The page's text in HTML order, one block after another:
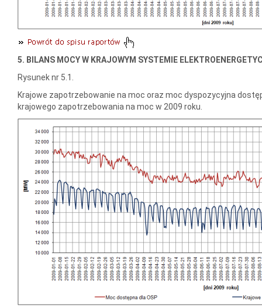
5. BILANS MOCY W KRAJOWYM SYSTEMIE
Rysunek nr 5.1.
Krajowe zapotrzebowanie na moc oraz moc dyspozycyjna
krajowego zapotrzebowania na moc w 2009 roku.